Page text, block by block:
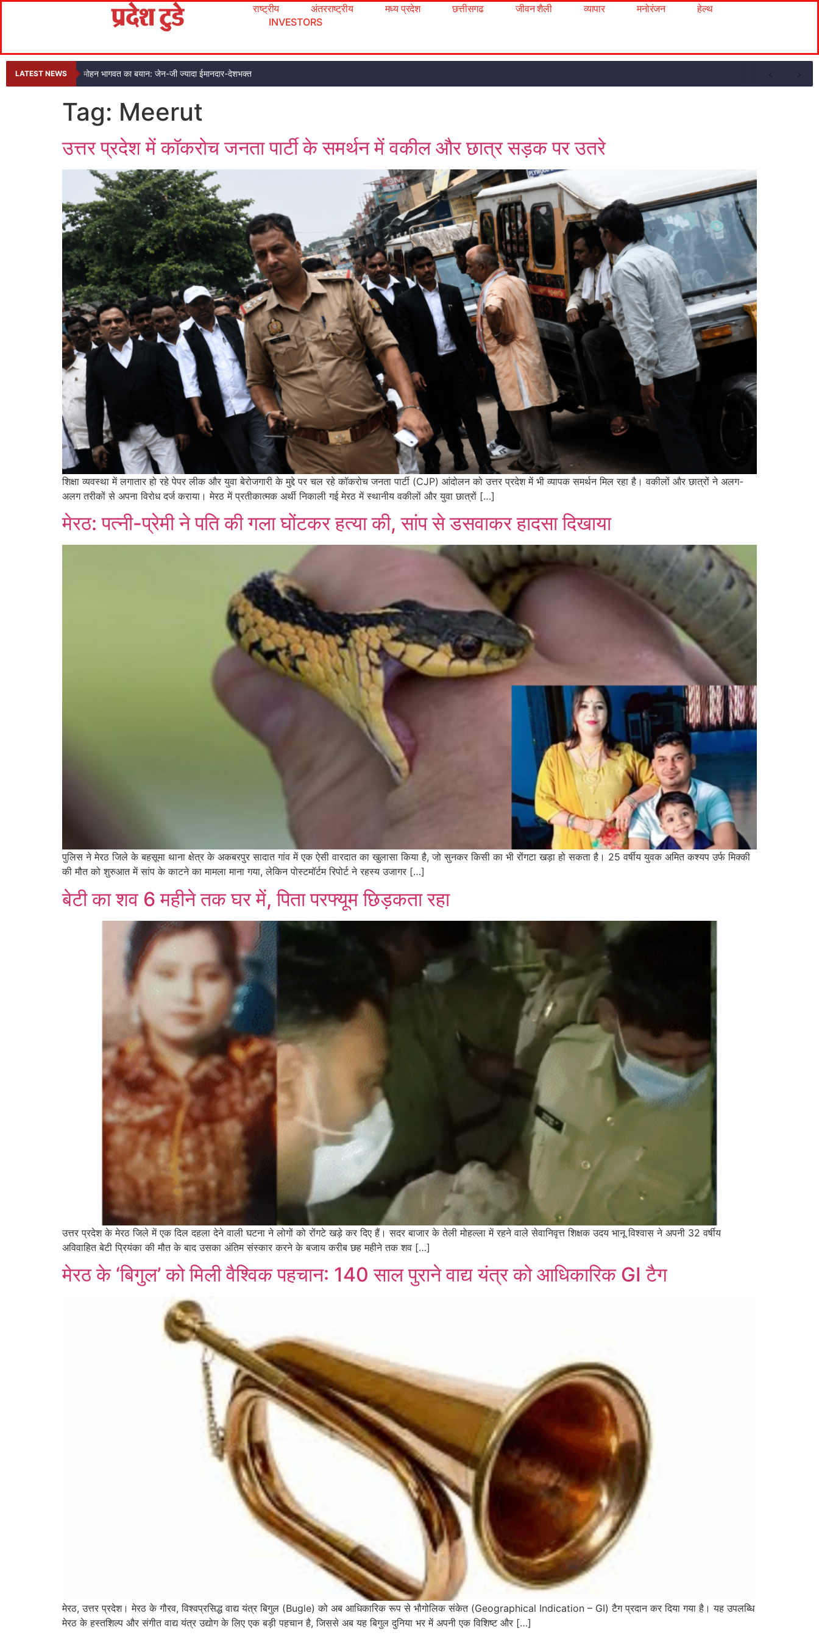
राष्ट्रीय अंतरराष्ट्रीय मध्य प्रदेश छत्तीसगढ जीवन शैली व्यापार मनोरंजन
हेल्थ
INVESTORS
LATEST NEWS मोहन भागवत का बयान: जेन-जी ज्यादा ईमानदार-देशभक्त
Tag: Meerut
उत्तर प्रदेश में कॉकरोच जनता पार्टी के समर्थन में वकील और छात्र सड़क पर उतरे
शिक्षा व्यवस्था में लगातार हो रहे पेपर लीक और युवा बेरोजगारी के मुद्दे पर चल रहे कॉकरोच जनता पार्टी (CJP) आंदोलन को उत्तर प्रदेश में भी व्यापक समर्थन मिल रहा है। वकीलों और छात्रों ने अलग-
अलग तरीकों से अपना विरोध दर्ज कराया। मेरठ में प्रतीकात्मक अर्थी निकाली गई मेरठ में स्थानीय वकीलों और युवा छात्रों […]
मेरठ: पत्नी-प्रेमी ने पति की गला घोंटकर हत्या की, सांप से डसवाकर हादसा दिखाया
पुलिस ने मेरठ जिले के बहसूमा थाना क्षेत्र के अकबरपुर सादात गांव में एक ऐसी वारदात का खुलासा किया है, जो सुनकर किसी का भी रोंगटा खड़ा हो सकता है। 25 वर्षीय युवक अमित कश्यप उर्फ मिक्की
की मौत को शुरुआत में सांप के काटने का मामला माना गया, लेकिन पोस्टमॉर्टम रिपोर्ट ने रहस्य उजागर […]
बेटी का शव 6 महीने तक घर में, पिता परफ्यूम छिड़कता रहा
उत्तर प्रदेश के मेरठ जिले में एक दिल दहला देने वाली घटना ने लोगों को रोंगटे खड़े कर दिए हैं। सदर बाजार के तेली मोहल्ला में रहने वाले सेवानिवृत्त शिक्षक उदय भानू विश्वास ने अपनी 32 वर्षीय
अविवाहित बेटी प्रियंका की मौत के बाद उसका अंतिम संस्कार करने के बजाय करीब छह महीने तक शव […]
मेरठ के ‘बिगुल’ को मिली वैश्विक पहचान: 140 साल पुराने वाद्य यंत्र को आधिकारिक GI टैग
मेरठ, उत्तर प्रदेश। मेरठ के गौरव, विश्वप्रसिद्ध वाद्य यंत्र बिगुल (Bugle) को अब आधिकारिक रूप से भौगोलिक संकेत (Geographical Indication – GI) टैग प्रदान कर दिया गया है। यह उपलब्धि
मेरठ के हस्तशिल्प और संगीत वाद्य यंत्र उद्योग के लिए एक बड़ी पहचान है, जिससे अब यह बिगुल दुनिया भर में अपनी एक विशिष्ट और […]